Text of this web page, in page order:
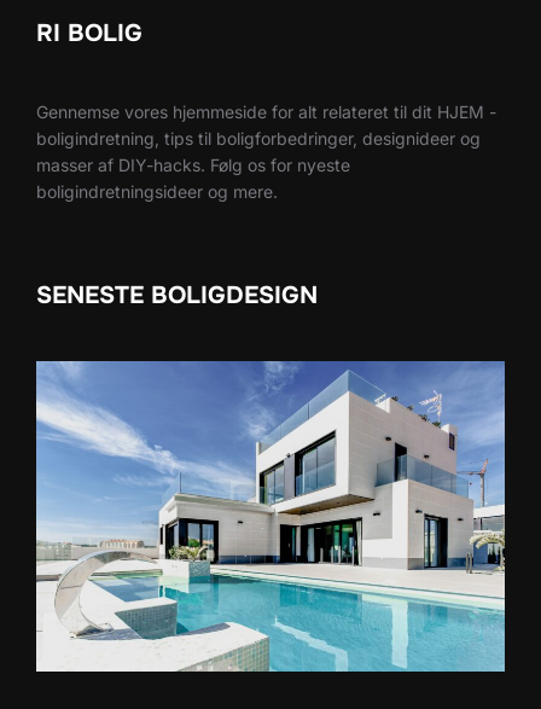
RI BOLIG
Gennemse vores hjemmeside for alt relateret til dit HJEM -
boligindretning, tips til boligforbedringer, designideer og
masser af DIY-hacks. Følg os for nyeste
boligindretningsideer og mere.
SENESTE BOLIGDESIGN